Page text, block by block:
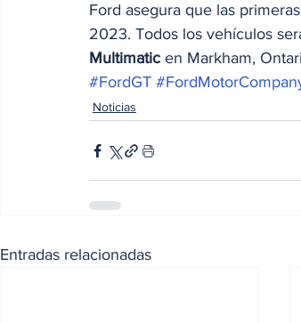
Ford asegura que las
2023. Todos los vehículos
Multimatic en Markham,
#FordGT
Noticias
Entradas relacionadas